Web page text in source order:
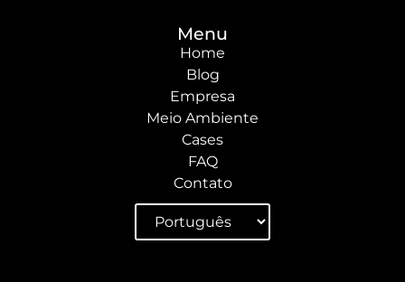
Menu
Home
Blog
Empresa
Meio Ambiente
Cases
FAQ
Contato